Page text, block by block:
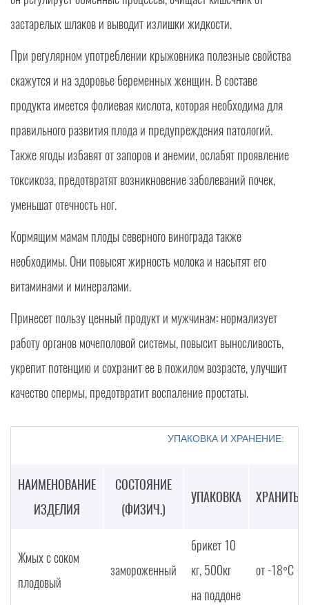
застарелых шлаков и выводит излишки жидкости.
При регулярном употреблении крыжовника полезные свойства
скажутся и на здоровье беременных женщин. В составе
продукта имеется фолиевая кислота, которая необходима для
правильного развития плода и предупреждения патологий.
Также ягоды избавят от запоров и анемии, ослабят проявление
токсикоза, предотвратят возникновение заболеваний почек,
уменьшат отечность ног.
Кормящим мамам плоды северного винограда также
необходимы. Они повысят жирность молока и насытят его
витаминами и минералами.
Принесет пользу ценный продукт и мужчинам: нормализует
работу органов мочеполовой системы, повысит выносливость,
укрепит потенцию и сохранит ее в пожилом возрасте, улучшит
качество спермы, предотвратит воспаление простаты.
УПАКОВКА И ХРАНЕНИЕ:
НАИМЕНОВАНИЕ
ИЗДЕЛИЯ
СОСТОЯНИЕ
(ФИЗИЧ.)
УПАКОВКА ХРАНИТЬ
Жмых с соком
плодовый
замороженный
брикет 10
кг, 500кг
на поддоне
от -18°С